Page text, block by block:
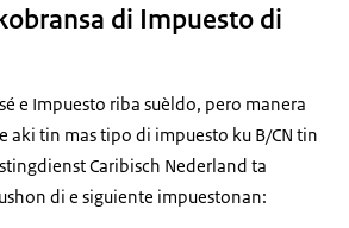
di Impuesto di
e Impuesto riba suèldo, pero manera
aki tin mas tipo di impuesto ku B/CN tin
Caribisch Nederland ta
di e siguiente impuestonan: